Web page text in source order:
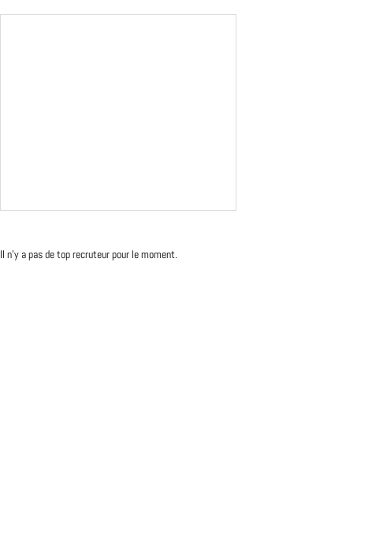
Il n'y a pas de top recruteur pour le moment.